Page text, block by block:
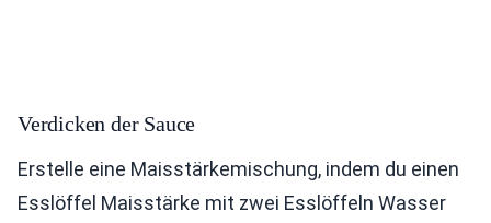
Verdicken der Sauce
Erstelle eine Maisstärkemischung, indem du einen
Esslöffel Maisstärke mit zwei Esslöffeln Wasser